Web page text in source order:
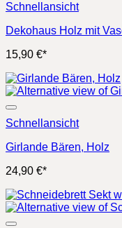
Schnellansicht
Dekohaus Holz mit
15,90 €*
Schnellansicht
Girlande Bären, Holz
24,90 €*